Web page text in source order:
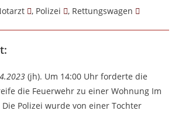
, Polizei , Rettungswagen
(jh). Um 14:00 Uhr forderte die
die Feuerwehr zu einer Wohnung Im
Polizei wurde von einer Tochter